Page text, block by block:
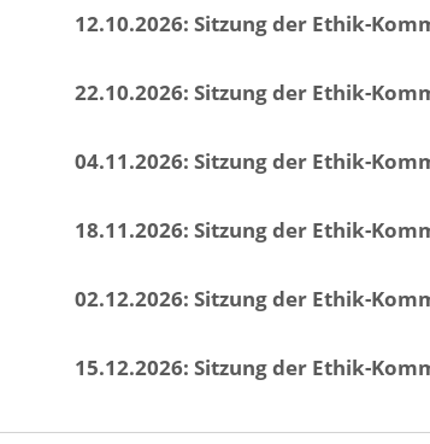
12.10.2026: Sitzung der Ethik-
22.10.2026: Sitzung der Ethik-
04.11.2026: Sitzung der Ethik-
18.11.2026: Sitzung der Ethik-
02.12.2026: Sitzung der Ethik-
15.12.2026: Sitzung der Ethik-